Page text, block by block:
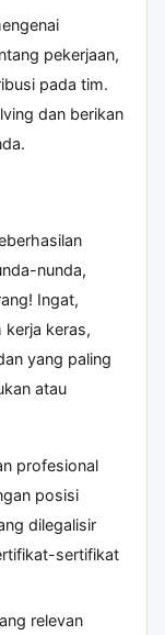
pekerjaan,
pada tim.
dan berikan
nunda,
Ingat,
kerja keras,
yang paling
atau
profesional
posisi
dilegalisir
sertifikat
relevan